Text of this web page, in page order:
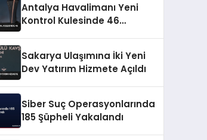
Antalya Havalimanı Yeni
Kontrol Kulesinde 46
Sakarya Ulaşımına İki Yeni
Dev Yatırım Hizmete Açıldı
Siber Suç Operasyonlarında
185 Şüpheli Yakalandı